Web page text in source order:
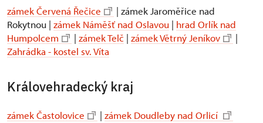
zámek Červená Řečice
| zámek Jaroměřice nad
Rokytnou | zámek Náměšť nad Oslavou | hrad Orlík nad
Humpolcem
| zámek Telč | zámek Větrný Jeníkov
|
Zahrádka - kostel sv. Víta
Královehradecký kraj
zámek Častolovice | zámek Doudleby nad Orlicí